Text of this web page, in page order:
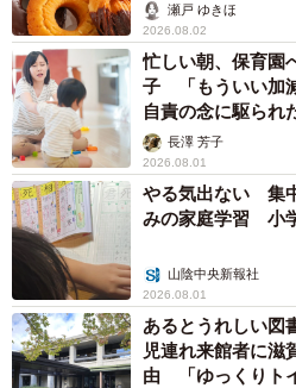
瀬戸 ゆきほ
2026.08.02
忙しい朝、保育園
子 「もういい加
自責の念に駆られ
長澤 芳子
2026.08.01
やる気出ない 集
みの家庭学習 小
山陰中央新報社
2026.08.01
あるとうれしい
児連れ来館者に滋
由 「ゆっくりト